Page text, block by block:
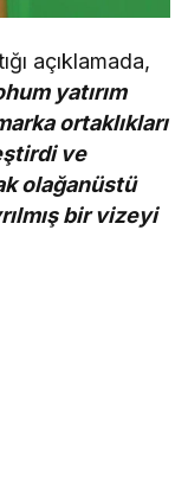
açıklamada,
yatırım
ortaklıkları
ve
olağanüstü
bir vizeyi